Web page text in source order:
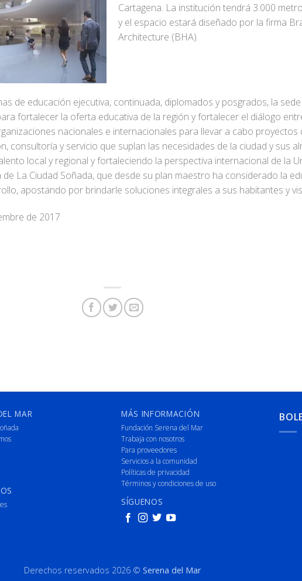
Cartagena. La institución tendrá 3.000
y el espacio estará diseñado por la firma
Architecture (BHA).
de educación ejecutiva, continuada, diplomados y posgrados, la
fortalecer la oferta educativa de la región y fortalecer el diálogo
nacionales e internacionales para llevar a cabo proyectos
consultoría y servicio que suplan las necesidades de la ciudad y sus
local y regional y fortaleciendo la perspectiva internacional de la
La Ciudad Soñada, que desde su plan maestro ha considerado la
apostando por brindarle soluciones integrales a sus habitantes y
de 2017
MAR MÁS INFORMACIÓN
Fundación Serena del Mar
Trabaja con nosotros
Para proveedores
Servicios a la comunidad
Políticas de privacidad
Términos y condiciones de uso
SÍGUENOS
Derechos reservados 2026 © Serena del Mar